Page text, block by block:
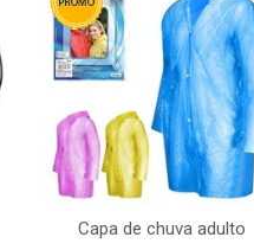
Capa de chuva adulto